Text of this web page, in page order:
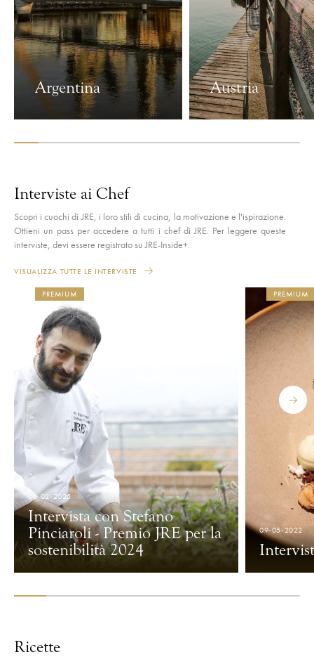
Argentina Austria
VEDI PAESE
Interviste ai Chef
Scopri i cuochi di JRE, i loro stili di cucina, la motivazione e l'ispirazione.
Ottieni un pass per accedere a tutti i chef di JRE. Per leggere queste
interviste, devi essere registrato su JRE-Inside+.
VISUALIZZA TUTTE LE INTERVISTE
PREMIUM
06-02-2025
Intervista con Stefano
Pinciaroli - Premio JRE per la
sostenibilità 2024
PREMIUM
09-05-2022
Ricette